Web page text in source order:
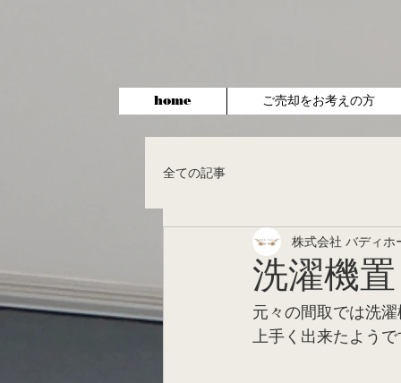
home ご売却をお考えの方
全ての記事
洗濯機
株式会社 バディホ
元々の間取では洗
上手く出来たようで